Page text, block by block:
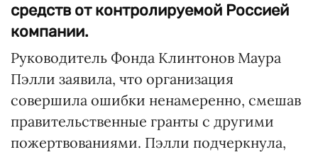
средств от контролируемой Россией
компании.
Руководитель Фонда Клинтонов Маура
Пэлли заявила, что организация
совершила ошибки ненамеренно, смешав
правительственные гранты с другими
пожертвованиями. Пэлли подчеркнула,